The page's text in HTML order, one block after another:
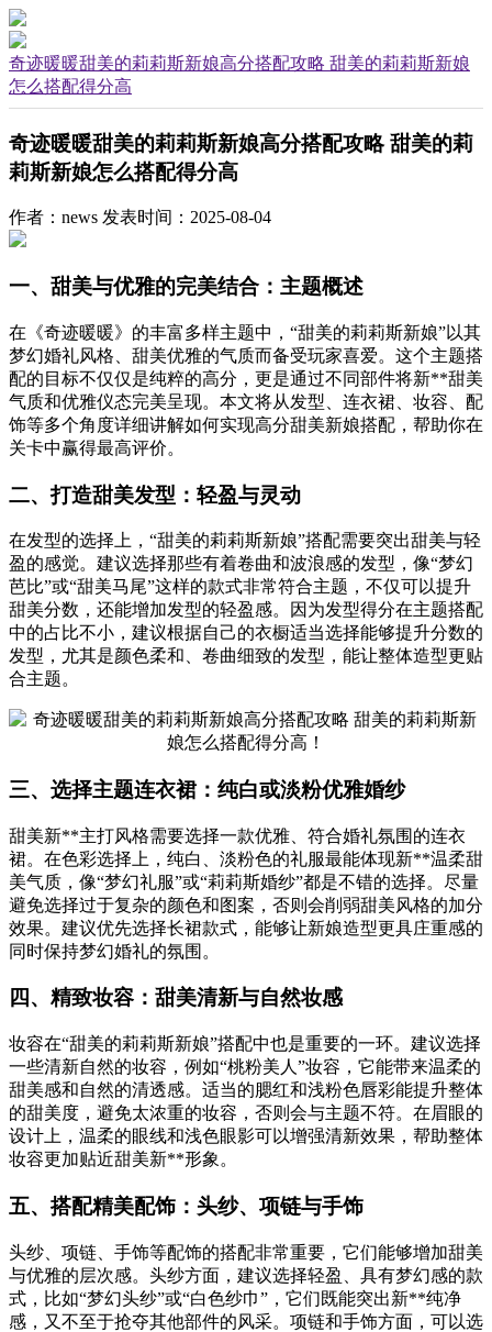
奇迹暖暖甜美的莉莉斯新娘高分搭配攻略 甜美的莉莉斯新娘
怎么搭配得分高
奇迹暖暖甜美的莉莉斯新娘高分搭配攻略 甜美的莉
莉斯新娘怎么搭配得分高
作者：news 发表时间：2025-08-04
一、甜美与优雅的完美结合：主题概述
在《奇迹暖暖》的丰富多样主题中，“甜美的莉莉斯新娘”以其
梦幻婚礼风格、甜美优雅的气质而备受玩家喜爱。这个主题搭
配的目标不仅仅是纯粹的高分，更是通过不同部件将新**甜美
气质和优雅仪态完美呈现。本文将从发型、连衣裙、妆容、配
饰等多个角度详细讲解如何实现高分甜美新娘搭配，帮助你在
关卡中赢得最高评价。
二、打造甜美发型：轻盈与灵动
在发型的选择上，“甜美的莉莉斯新娘”搭配需要突出甜美与轻
盈的感觉。建议选择那些有着卷曲和波浪感的发型，像“梦幻
芭比”或“甜美马尾”这样的款式非常符合主题，不仅可以提升
甜美分数，还能增加发型的轻盈感。因为发型得分在主题搭配
中的占比不小，建议根据自己的衣橱适当选择能够提升分数的
发型，尤其是颜色柔和、卷曲细致的发型，能让整体造型更贴
合主题。
三、选择主题连衣裙：纯白或淡粉优雅婚纱
甜美新**主打风格需要选择一款优雅、符合婚礼氛围的连衣
裙。在色彩选择上，纯白、淡粉色的礼服最能体现新**温柔甜
美气质，像“梦幻礼服”或“莉莉斯婚纱”都是不错的选择。尽量
避免选择过于复杂的颜色和图案，否则会削弱甜美风格的加分
效果。建议优先选择长裙款式，能够让新娘造型更具庄重感的
同时保持梦幻婚礼的氛围。
四、精致妆容：甜美清新与自然妆感
妆容在“甜美的莉莉斯新娘”搭配中也是重要的一环。建议选择
一些清新自然的妆容，例如“桃粉美人”妆容，它能带来温柔的
甜美感和自然的清透感。适当的腮红和浅粉色唇彩能提升整体
的甜美度，避免太浓重的妆容，否则会与主题不符。在眉眼的
设计上，温柔的眼线和浅色眼影可以增强清新效果，帮助整体
妆容更加贴近甜美新**形象。
五、搭配精美配饰：头纱、项链与手饰
头纱、项链、手饰等配饰的搭配非常重要，它们能够增加甜美
与优雅的层次感。头纱方面，建议选择轻盈、具有梦幻感的款
式，比如“梦幻头纱”或“白色纱巾”，它们既能突出新**纯净
感，又不至于抢夺其他部件的风采。项链和手饰方面，可以选